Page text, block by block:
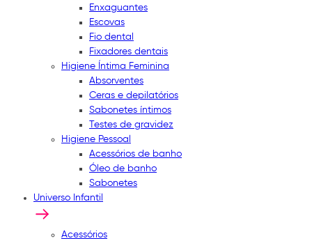
Enxaguantes
Escovas
Fio dental
Fixadores dentais
Higiene Íntima Feminina
Absorventes
Ceras e depilatórios
Sabonetes íntimos
Testes de gravidez
Higiene Pessoal
Acessórios de banho
Óleo de banho
Sabonetes
Universo Infantil
Acessórios